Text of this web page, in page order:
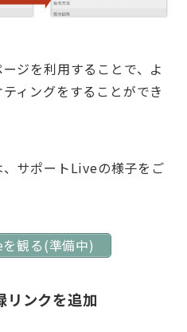
ジを利用することで、よ
ィングをすることができ
サポートLiveの様子をご
観る(準備中)
リンクを追加